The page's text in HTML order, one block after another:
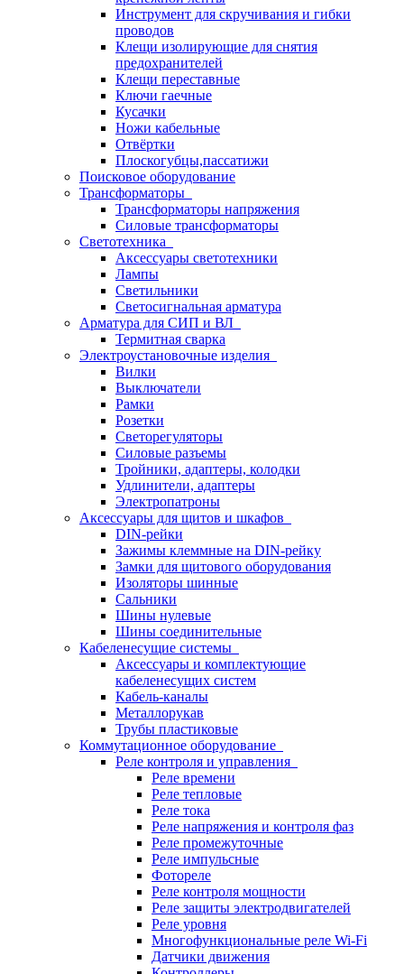
Инструмент для скручивания и гибки
проводов
Клещи изолирующие для снятия
предохранителей
Клещи переставные
Ключи гаечные
Кусачки
Ножи кабельные
Отвёртки
Плоскогубцы,пассатижи
Поисковое оборудование
Трансформаторы
Трансформаторы напряжения
Силовые трансформаторы
Светотехника
Аксессуары светотехники
Лампы
Светильники
Светосигнальная арматура
Арматура для СИП и ВЛ
Термитная сварка
Электроустановочные изделия
Вилки
Выключатели
Рамки
Розетки
Светорегуляторы
Силовые разъемы
Тройники, адаптеры, колодки
Удлинители, адаптеры
Электропатроны
Аксессуары для щитов и шкафов
DIN-рейки
Зажимы клеммные на DIN-рейку
Замки для щитового оборудования
Изоляторы шинные
Сальники
Шины нулевые
Шины соединительные
Кабеленесущие системы
Аксессуары и комплектующие
кабеленесущих систем
Кабель-каналы
Металлорукав
Трубы пластиковые
Коммутационное оборудование
Реле контроля и управления
Реле времени
Реле тепловые
Реле тока
Реле напряжения и контроля фаз
Реле промежуточные
Реле импульсные
Фотореле
Реле контроля мощности
Реле защиты электродвигателей
Реле уровня
Многофункциональные реле Wi-Fi
Датчики движения